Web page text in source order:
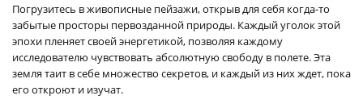
Погрузитесь в живописные пейзажи, открыв для себя когда-то
забытые просторы первозданной природы. Каждый уголок этой
эпохи пленяет своей энергетикой, позволяя каждому
исследователю чувствовать абсолютную свободу в полете. Эта
земля таит в себе множество секретов, и каждый из них ждет, пока
его откроют и изучат.